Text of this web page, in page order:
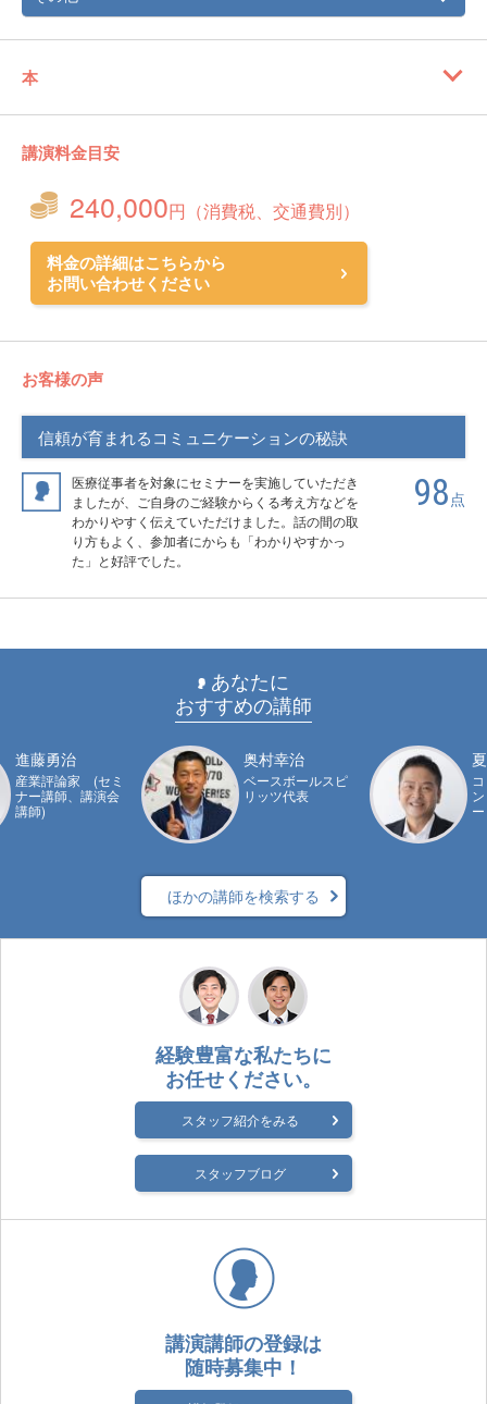
本
講演料金目安
240,000円（消費税、交通費別）
料金の詳細はこちらから
お問い合わせください
お客様の声
信頼が育まれるコミュニケーションの秘訣
医療従事者を対象にセミナーを実施していただき
ましたが、ご自身のご経験からくる考え方などを
わかりやすく伝えていただけました。話の間の取
り方もよく、参加者にからも「わかりやすかっ
た」と好評でした。
98 点
あなたに
おすすめの講師
進藤勇治
産業評論家 (セミ
ナー講師、講演会
講師)
奥村幸治
ベースボールスピ
リッツ代表
ー
ほかの講師を検索する
経験豊富な私たちに
お任せください。
スタッフ紹介をみる
スタッフブログ
講演講師の登録は
随時募集中！